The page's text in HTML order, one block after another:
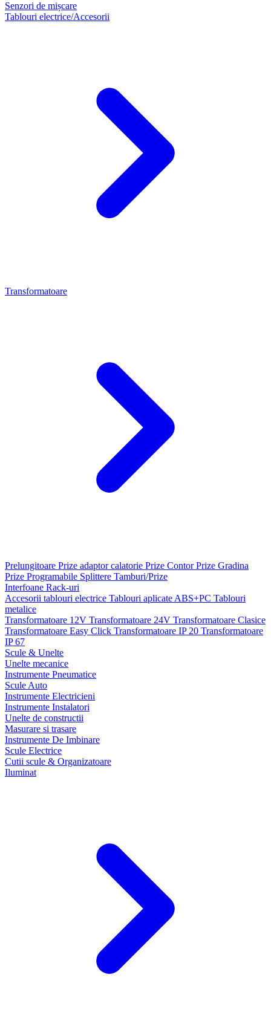
Senzori de mișcare
Tablouri electrice/Accesorii
Transformatoare
Prelungitoare Prize adaptor calatorie Prize ContorPrize Gradina
Prize Programabile Splittere Tamburi/Prize
Interfoane Rack-uri
Accesorii tablouri electrice Tablouri aplicate ABS+PC Tablouri
metalice
Transformatoare 12V Transformatoare 24V Transformatoare Clasice
Transformatoare Easy Click Transformatoare IP 20 Transformatoare
IP 67
Scule & Unelte
Unelte mecanice
Instrumente Pneumatice
Scule Auto
Instrumente Electricieni
Instrumente Instalatori
Unelte de constructii
Masurare si trasare
Instrumente De Imbinare
Scule Electrice
Cutii scule & Organizatoare
Iluminat